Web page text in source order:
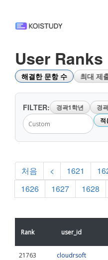
User Ranks
해결한 문항 수 최대 제
FILTER: 경곽1학년 경
적
처음 < 1621
1626
1627 1628
Rank user_id
21763 cloudrsoft